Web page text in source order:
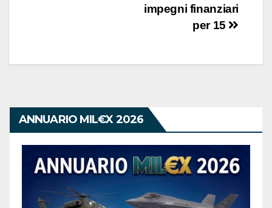
impegni finanziari
per 15
ANNUARIO MIL€X 2026